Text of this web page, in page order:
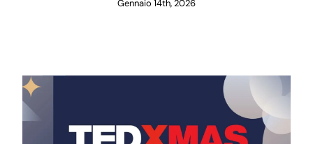
Gennaio 14th, 2026